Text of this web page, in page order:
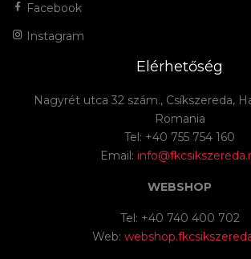
Facebook
Instagram
Elérhetőség
Nagyrét utca 32 szám., Csíkszereda,
Romania
Tel: +40 755 754 160
Email:
WEBSHOP
Tel: +40 740 400 702
Web: